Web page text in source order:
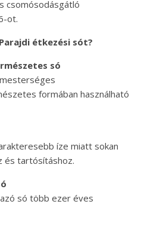
csomósodásgátló
ot.
étkezési sót?
só
formában használható
íze miatt sokan
és tartósításhoz.
só több ezer éves